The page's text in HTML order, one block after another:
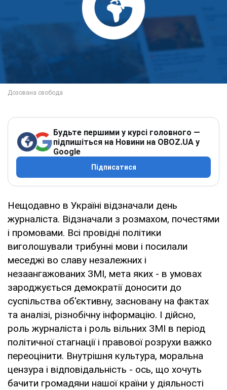
Будьте першими у курсі головного —
підпишіться на Новини на OBOZ.UA у
Google
Підписатися
Нещодавно в Україні відзначали день
журналіста. Відзначали з розмахом, почестями
і промовами. Всі провідні політики
виголошували трибунні мови і посилали
меседжі во славу незалежних і
незаангажованих ЗМІ, мета яких - в умовах
зароджується демократії доносити до
суспільства об'єктивну, засновану на фактах
та аналізі, різнобічну інформацію. І дійсно,
роль журналіста і роль вільних ЗМІ в період
політичної стагнації і правової розрухи важко
переоцінити. Внутрішня культура, моральна
цензура і відповідальність - ось, що хочуть
бачити громадяни нашої країни у діяльності